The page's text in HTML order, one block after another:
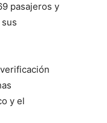
pasajeros y
y el